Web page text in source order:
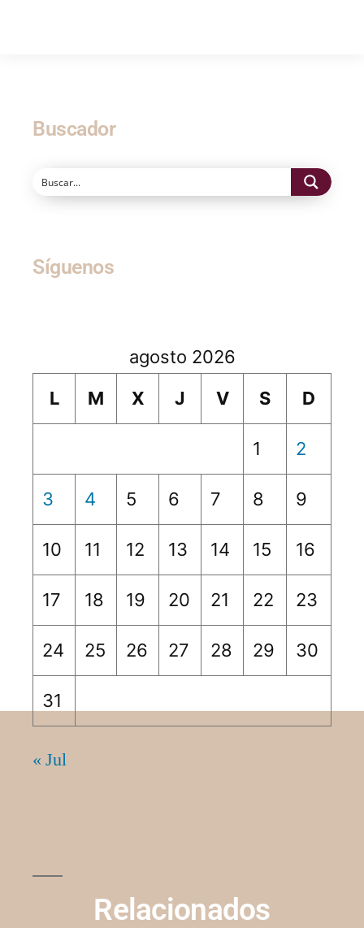
Buscador
Síguenos
agosto 2026
L
M X J V S D
1 2
3 4 5 6 7 8 9
10 11 12 13 14 15 16
17 18 19 20 21 22 23
24 25 26 27 28 29 30
31
« Jul
Relacionados